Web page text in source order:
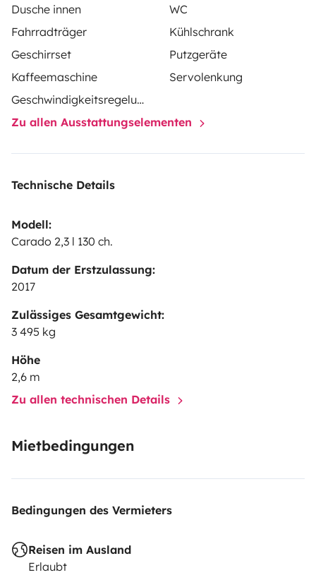
Dusche innen
WC
Fahrradträger
Kühlschrank
Geschirrset
Putzgeräte
Kaffeemaschine
Servolenkung
Geschwindigkeitsregelung
Zu allen Ausstattungselementen
Technische Details
Modell:
Carado 2,3 l 130 ch.
Datum der Erstzulassung:
2017
Zulässiges Gesamtgewicht:
3 495 kg
Höhe
2,6 m
Zu allen technischen Details
Mietbedingungen
Bedingungen des Vermieters
Reisen im Ausland
Erlaubt